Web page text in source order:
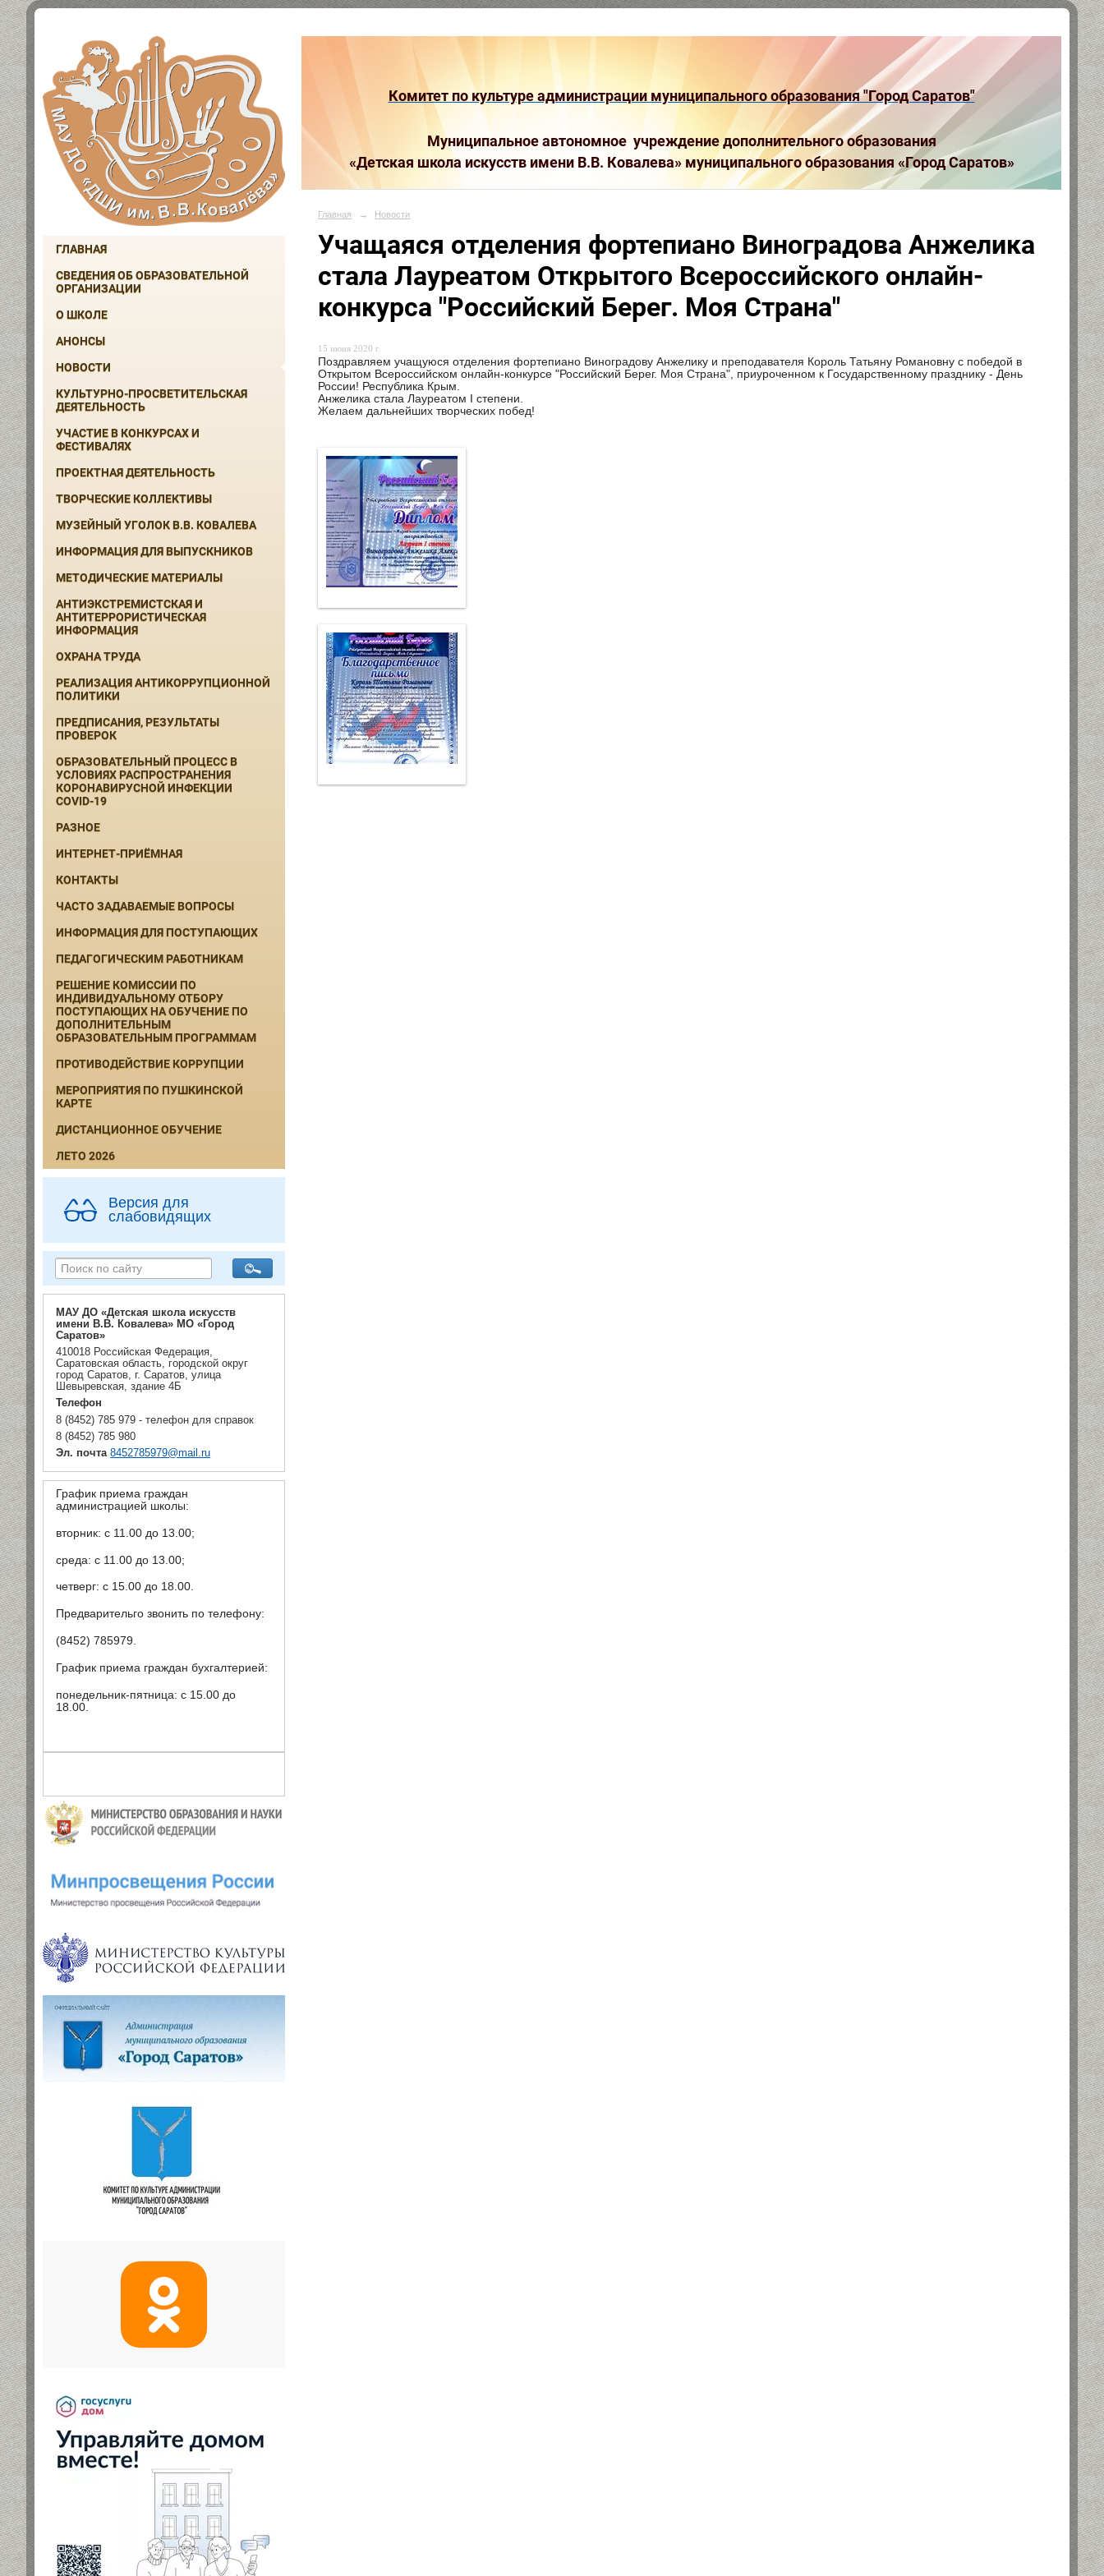
ГЛАВНАЯ
СВЕДЕНИЯ ОБ ОБРАЗОВАТЕЛЬНОЙ
ОРГАНИЗАЦИИ
О ШКОЛЕ
АНОНСЫ
НОВОСТИ
КУЛЬТУРНО-ПРОСВЕТИТЕЛЬСКАЯ
ДЕЯТЕЛЬНОСТЬ
УЧАСТИЕ В КОНКУРСАХ И
ФЕСТИВАЛЯХ
ПРОЕКТНАЯ ДЕЯТЕЛЬНОСТЬ
ТВОРЧЕСКИЕ КОЛЛЕКТИВЫ
МУЗЕЙНЫЙ УГОЛОК В.В. КОВАЛЕВА
ИНФОРМАЦИЯ ДЛЯ ВЫПУСКНИКОВ
МЕТОДИЧЕСКИЕ МАТЕРИАЛЫ
АНТИЭКСТРЕМИСТСКАЯ И
АНТИТЕРРОРИСТИЧЕСКАЯ
ИНФОРМАЦИЯ
ОХРАНА ТРУДА
РЕАЛИЗАЦИЯ АНТИКОРРУПЦИОННОЙ
ПОЛИТИКИ
ПРЕДПИСАНИЯ, РЕЗУЛЬТАТЫ
ПРОВЕРОК
ОБРАЗОВАТЕЛЬНЫЙ ПРОЦЕСС В
УСЛОВИЯХ РАСПРОСТРАНЕНИЯ
КОРОНАВИРУСНОЙ ИНФЕКЦИИ
COVID-19
РАЗНОЕ
ИНТЕРНЕТ-ПРИЁМНАЯ
КОНТАКТЫ
ЧАСТО ЗАДАВАЕМЫЕ ВОПРОСЫ
ИНФОРМАЦИЯ ДЛЯ ПОСТУПАЮЩИХ
ПЕДАГОГИЧЕСКИМ РАБОТНИКАМ
РЕШЕНИЕ КОМИССИИ ПО
ИНДИВИДУАЛЬНОМУ ОТБОРУ
ПОСТУПАЮЩИХ НА ОБУЧЕНИЕ ПО
ДОПОЛНИТЕЛЬНЫМ
ОБРАЗОВАТЕЛЬНЫМ ПРОГРАММАМ
ПРОТИВОДЕЙСТВИЕ КОРРУПЦИИ
МЕРОПРИЯТИЯ ПО ПУШКИНСКОЙ
КАРТЕ
ДИСТАНЦИОННОЕ ОБУЧЕНИЕ
ЛЕТО 2026
Версия для
слабовидящих
МАУ ДО «Детская школа искусств
имени В.В. Ковалева» МО «Город
Саратов»
410018 Российская Федерация,
Саратовская область, городской округ
город Саратов, г. Саратов, улица
Шевыревская, здание 4Б
Телефон
8 (8452) 785 979 - телефон для справок
8 (8452) 785 980
Эл. почта 8452785979@mail.ru
График приема граждан
администрацией школы:
вторник: с 11.00 до 13.00;
среда: с 11.00 до 13.00;
четверг: с 15.00 до 18.00.
Предварительго звонить по телефону:
(8452) 785979.
График приема граждан бухгалтерией:
понедельник-пятница: с 15.00 до
18.00.
Комитет по культуре администрации муниципального образования "Город Саратов"
Муниципальное автономное учреждение дополнительного образования
«Детская школа искусств имени В.В. Ковалева» муниципального образования «Город Саратов»
Главная → Новости
Учащаяся отделения фортепиано Виноградова Анжелика
стала Лауреатом Открытого Всероссийского онлайн-
конкурса "Российский Берег. Моя Страна"
15 июня 2020 г.
Поздравляем учащуюся отделения фортепиано Виноградову Анжелику и преподавателя Король Татьяну Романовну с победой в
Открытом Всероссийском онлайн-конкурсе "Российский Берег. Моя Страна", приуроченном к Государственному празднику - День
России! Республика Крым.
Анжелика стала Лауреатом I степени.
Желаем дальнейших творческих побед!